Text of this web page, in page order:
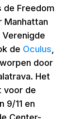
de Freedom
Manhattan
de Oculus
door
Het
voor de
9/11 en